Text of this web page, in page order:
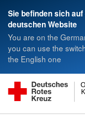
Sie befinden sich auf
deutschen Website
You are on the
you can use the
the English one